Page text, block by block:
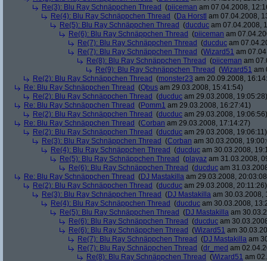
Re(3): Blu Ray Schnäppchen Thread (piiceman am 07.04.2008,
Re(4): Blu Ray Schnäppchen Thread (Da Horstl am 07.04.2008,
Re(5): Blu Ray Schnäppchen Thread (ducduc am 07.04.2008,
Re(6): Blu Ray Schnäppchen Thread (piiceman am
Re(7): Blu Ray Schnäppchen Thread (ducduc am
Re(7): Blu Ray Schnäppchen Thread (Wizard51 am
Re(8): Blu Ray Schnäppchen Thread (piiceman am
Re(9): Blu Ray Schnäppchen Thread (Wizard51 am
Re(2): Blu Ray Schnäppchen Thread (monster23 am 20.09.2008,
Re: Blu Ray Schnäppchen Thread (Qbus am 29.03.2008, 15:41:54)
Re(2): Blu Ray Schnäppchen Thread (ducduc am 29.03.2008, 19:05:28)
Re: Blu Ray Schnäppchen Thread (Pomm1 am 29.03.2008, 16:27:41)
Re(2): Blu Ray Schnäppchen Thread (ducduc am 29.03.2008, 19:06:56)
Re: Blu Ray Schnäppchen Thread (Corban am 29.03.2008, 17:14:27)
Re(2): Blu Ray Schnäppchen Thread (ducduc am 29.03.2008, 19:06:11)
Re(3): Blu Ray Schnäppchen Thread (Corban am 30.03.2008,
Re(4): Blu Ray Schnäppchen Thread (ducduc am 30.03.2008,
Re(5): Blu Ray Schnäppchen Thread (playaz am 31.03.2008,
Re(6): Blu Ray Schnäppchen Thread (ducduc am
Re: Blu Ray Schnäppchen Thread (DJ Mastakilla am 29.03.2008,
Re(2): Blu Ray Schnäppchen Thread (ducduc am 29.03.2008, 20:11:26)
Re(3): Blu Ray Schnäppchen Thread (DJ Mastakilla am 30.03.2008,
Re(4): Blu Ray Schnäppchen Thread (ducduc am 30.03.2008,
Re(5): Blu Ray Schnäppchen Thread (DJ Mastakilla am
Re(6): Blu Ray Schnäppchen Thread (ducduc am
Re(6): Blu Ray Schnäppchen Thread (Wizard51 am
Re(7): Blu Ray Schnäppchen Thread (DJ Mastakilla am
Re(7): Blu Ray Schnäppchen Thread (dr_med am
Re(8): Blu Ray Schnäppchen Thread (Wizard51 am